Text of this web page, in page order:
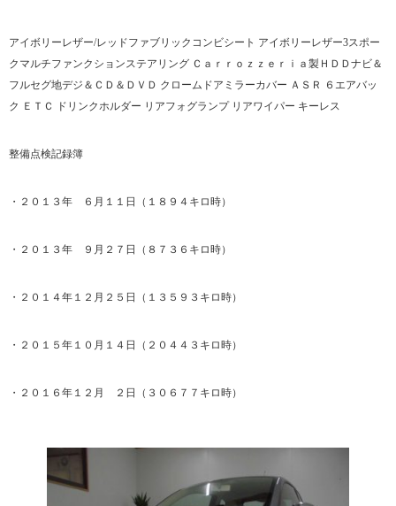
アイボリーレザー/レッドファブリックコンビシート アイボリーレザー3スポー
クマルチファンクションステアリング Ｃａｒｒｏｚｚｅｒｉａ製ＨＤＤナビ＆
フルセグ地デジ＆ＣＤ＆ＤＶＤ クロームドアミラーカバー ＡＳＲ ６エアバッ
ク ＥＴＣ ドリンクホルダー リアフォグランプ リアワイパー キーレス
整備点検記録簿
​・２０１３年 ６月１１日（１８９４キロ時）
・２０１３年 ９月２７日（８７３６キロ時）
・２０１４年１２月２５日（１３５９３キロ時）
・２０１５年１０月１４日（２０４４３キロ時）
・２０１６年１２月 ２日（３０６７７キロ時）